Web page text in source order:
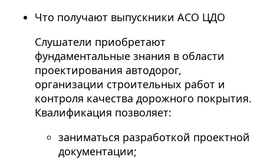
Что получают выпускники АСО ЦДО
Слушатели приобретают
фундаментальные знания в области
проектирования автодорог,
организации строительных работ и
контроля качества дорожного покрытия.
Квалификация позволяет:
заниматься разработкой проектной
документации;